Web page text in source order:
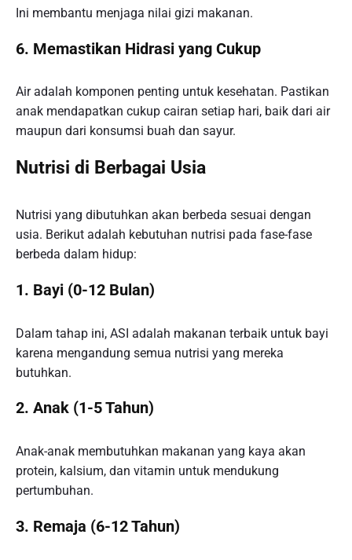
Ini membantu menjaga nilai gizi makanan.
6. Memastikan Hidrasi yang Cukup
Air adalah komponen penting untuk kesehatan. Pastikan
anak mendapatkan cukup cairan setiap hari, baik dari air
maupun dari konsumsi buah dan sayur.
Nutrisi di Berbagai Usia
Nutrisi yang dibutuhkan akan berbeda sesuai dengan
usia. Berikut adalah kebutuhan nutrisi pada fase-fase
berbeda dalam hidup:
1. Bayi (0-12 Bulan)
Dalam tahap ini, ASI adalah makanan terbaik untuk bayi
karena mengandung semua nutrisi yang mereka
butuhkan.
2. Anak (1-5 Tahun)
Anak-anak membutuhkan makanan yang kaya akan
protein, kalsium, dan vitamin untuk mendukung
pertumbuhan.
3. Remaja (6-12 Tahun)